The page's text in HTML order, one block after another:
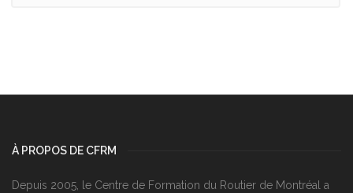
À PROPOS DE CFRM
Depuis 2005, le Centre de Formation du Routier de Montréal a